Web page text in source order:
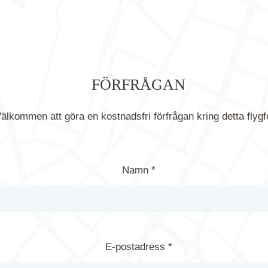
FÖRFRÅGAN
att göra en kostnadsfri förfrågan kring detta
Namn *
E-postadress *